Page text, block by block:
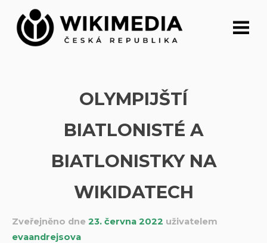
Přeskočit
obsah
OLYMPIJŠTÍ
BIATLONISTÉ A
BIATLONISTKY NA
WIKIDATECH
Zveřejněno dne 23. června 2022 uživatelem
evaandrejsova